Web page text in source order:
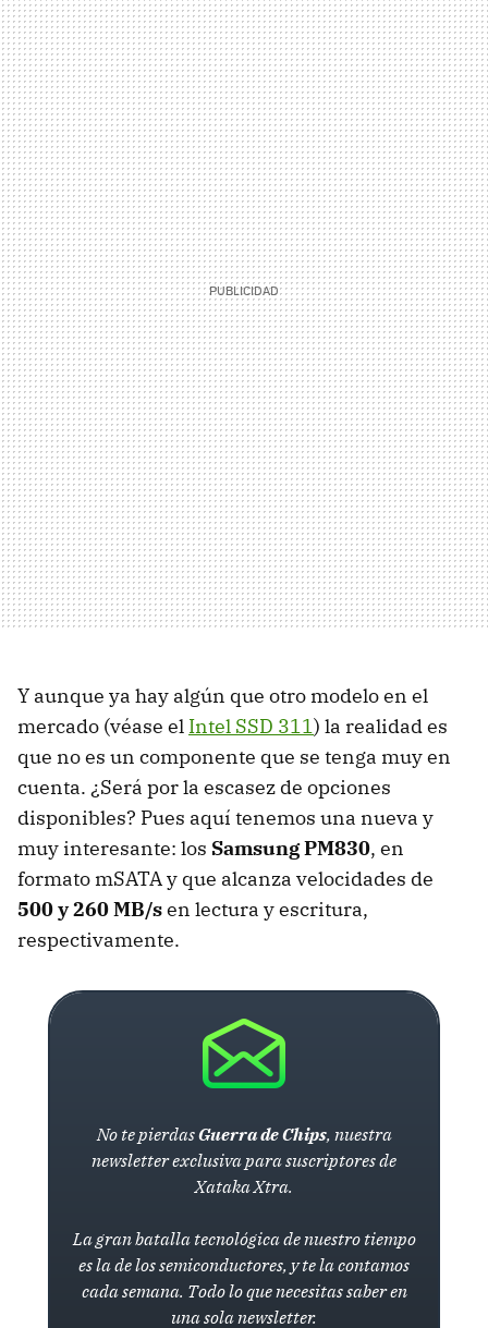
Y aunque ya hay algún que otro modelo en el
mercado (véase el Intel SSD 311) la realidad es
que no es un componente que se tenga muy en
cuenta. ¿Será por la escasez de opciones
disponibles? Pues aquí tenemos una nueva y
muy interesante: los Samsung PM830, en
formato mSATA y que alcanza velocidades de
500 y 260 MB/sen lectura y escritura,
respectivamente.
No te pierdasGuerra de Chips, nuestra
newsletter exclusiva para suscriptores de
Xataka Xtra.
La gran batalla tecnológica de nuestro tiempo
es la de los semiconductores, y te la contamos
cada semana. Todo lo que necesitas saber en
una sola newsletter.